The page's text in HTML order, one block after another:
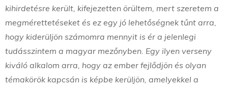
kihirdetésre került, kifejezetten örültem, mert szeretem a
megmérettetéseket és ez egy jó lehetőségnek tűnt arra,
hogy kiderüljön számomra mennyit is ér a jelenlegi
tudásszintem a magyar mezőnyben. Egy ilyen verseny
kiváló alkalom arra, hogy az ember fejlődjön és olyan
témakörök kapcsán is képbe kerüljön, amelyekkel a